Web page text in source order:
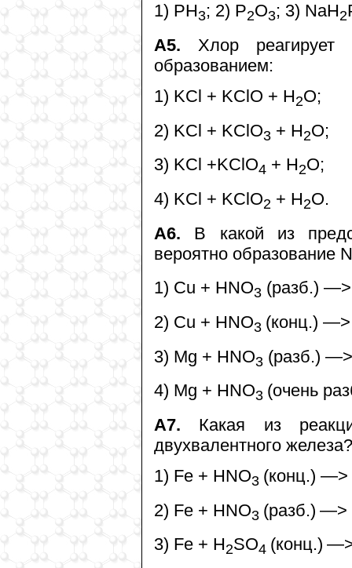
1) PH3; 2) P2O3; 3) NaH2
А5. Хлор
образованием:
1) KCl + KClO + H2O;
2) KCl + KClO3 + H2O;
3) KCl +KClO4 + H2O;
4) KCl + KClO2 + H2O.
А6. В какой из
вероятно образование
1) Cu + HNO3 (разб.)
2) Cu + HNO3 (конц.)
3) Mg + HNO3 (разб.)
4) Mg + HNO3 (очень
А7. Какая из
двухвалентного железа?
1) Fe + HNO3 (конц.)
2) Fe + HNO3 (разб.) —>
3) Fe + H2SO4 (конц.)